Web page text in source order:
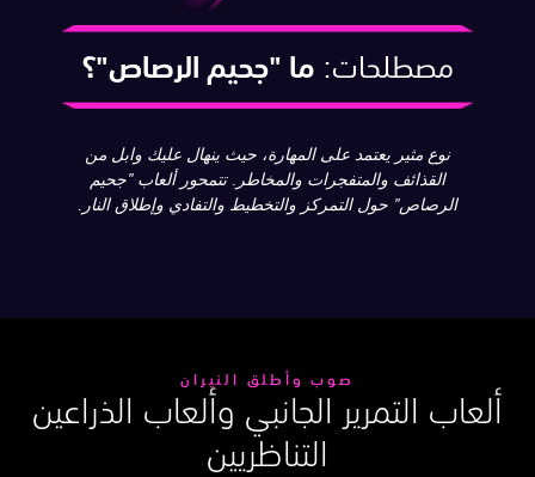
مصطلحات:ما "جحيم الرصاص"؟
نوع مثير يعتمد على المهارة، حيث ينهال عليك وابل من
القذائف والمتفجرات والمخاطر. تتمحور ألعاب "جحيم
الرصاص" حول التمركز والتخطيط والتفادي وإطلاق النار.
صوب وأطلق النيران
التمرير الجانبي وألعاب الذراعين
التناظريين